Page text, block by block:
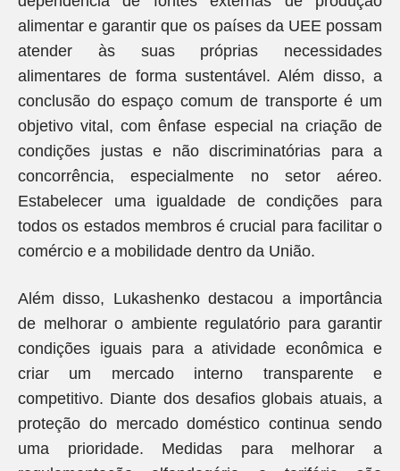
alimentar e garantir que os países da UEE possam
atender às suas próprias necessidades
alimentares de forma sustentável. Além disso, a
conclusão do espaço comum de transporte é um
objetivo vital, com ênfase especial na criação de
condições justas e não discriminatórias para a
concorrência, especialmente no setor aéreo.
Estabelecer uma igualdade de condições para
todos os estados membros é crucial para facilitar o
comércio e a mobilidade dentro da União.
Além disso, Lukashenko destacou a importância
de melhorar o ambiente regulatório para garantir
condições iguais para a atividade econômica e
criar um mercado interno transparente e
competitivo. Diante dos desafios globais atuais, a
proteção do mercado doméstico continua sendo
uma prioridade. Medidas para melhorar a